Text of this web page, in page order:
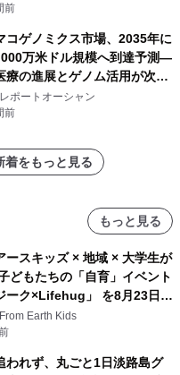
能
前
コゲノミクス市場、2035年に
万米ドル規模へ到達予測―
療の進展とゲノム活用が次世
ケア投資を加速
ポートオーシャン
前
着をもっと見る
もっと見る
ースキッズ × 地域 × 大学生が
どもたちの「自育」イベント
ーク×Lifehug」 を8月23日
Earth Kids
われず、丸ごと1日淡路島グ